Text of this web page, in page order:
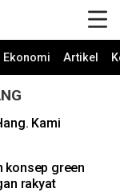
Ekonomi Artikel
Kami
konsep green
rakyat